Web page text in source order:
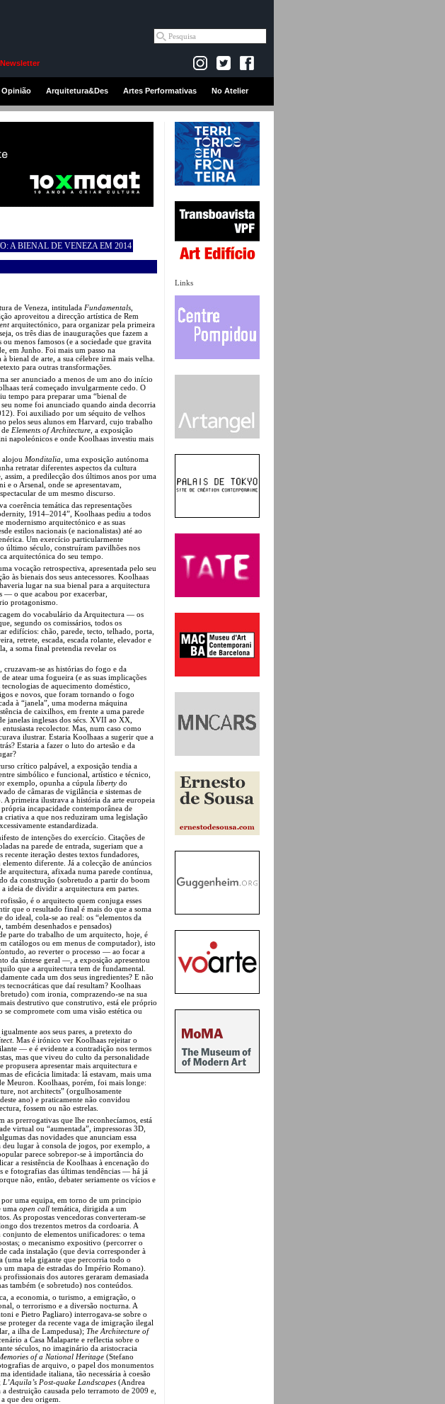
Newsletter
Opinião Arquitetura&Des Artes Performativas No Atelier
Links
A BIENAL DE VENEZA EM 2014
de Veneza, intitulada Fundamentals
aproveitou a direcção artística de Rem
arquitectónico, para organizar pela primeira
os três dias de inaugurações que fazem a
menos famosos (e a sociedade que gravita
em Junho. Foi mais um passo na
bienal de arte, a sua célebre irmã mais velha.
para outras transformações.
ser anunciado a menos de um ano do início
terá começado invulgarmente cedo. O
tempo para preparar uma “bienal de
seu nome foi anunciado quando ainda decorria
Foi auxiliado por um séquito de velhos
pelos seus alunos em Harvard, cujo trabalho
Elements of Architecture , a exposição
napoleónicos e onde Koolhaas investiu mais
alojou Monditalia , uma exposição autónoma
retratar diferentes aspectos da cultura
assim, a predilecção dos últimos anos por uma
o Arsenal, onde se apresentavam,
de um mesmo discurso.
coerência temática das representações
1914–2014”, Koolhaas pediu a todos
modernismo arquitectónico e as suas
estilos nacionais (e nacionalistas) até ao
Um exercício particularmente
último século, construíram pavilhões nos
arquitectónica do seu tempo.
vocação retrospectiva, apresentada pelo seu
às bienais dos seus antecessores. Koolhaas
lugar na sua bienal para a arquitectura
— o que acabou por exacerbar,
protagonismo.
do vocabulário da Arquitectura — os
segundo os comissários, todos os
edifícios: chão, parede, tecto, telhado, porta,
retrete, escada, escada rolante, elevador e
a soma final pretendia revelar os
se as histórias do fogo e da
atear uma fogueira (e as suas implicações
de aquecimento doméstico,
e novos, que foram tornando o fogo
à “janela”, uma moderna máquina
de caixilhos, em frente a uma parede
janelas inglesas dos sécs. XVII ao XX,
recolector. Mas, num caso como
ilustrar. Estaria Koolhaas a sugerir que a
Estaria a fazer o luto do artesão e da
crítico palpável, a exposição tendia a
simbólico e funcional, artístico e técnico,
exemplo, opunha a cúpula liberty do
de câmaras de vigilância e sistemas de
primeira ilustrava a história da arte europeia
incapacidade contemporânea de
criativa a que nos reduziram uma legislação
estandardizada.
de intenções do exercício. Citações de
na parede de entrada, sugeriam que a
iteração destes textos fundadores,
diferente. Já a colecção de anúncios
arquitectura, afixada numa parede contínua,
da construção (sobretudo a partir do boom
ideia de dividir a arquitectura em partes.
é o arquitecto quem conjuga esses
que o resultado final é mais do que a soma
do ideal, cola-se ao real: os “elementos da
desenhados e pensados)
parte do trabalho de um arquitecto, hoje, é
catálogos ou em menus de computador), isto
ao reverter o processo — ao focar a
da síntese geral —, a exposição apresentou
que a arquitectura tem de fundamental.
cada um dos seus ingredientes? E não
tecnocráticas que daí resultam? Koolhaas
com ironia, comprazendo-se na sua
destrutivo que construtivo, está ele próprio
compromete com uma visão estética ou
aos seus pares, a pretexto do
. Mas é irónico ver Koolhaas rejeitar o
— e é evidente a contradição nos termos
mas que viveu do culto da personalidade
propusera apresentar mais arquitectura e
de eficácia limitada: lá estavam, mais uma
Meuron. Koolhaas, porém, foi mais longe:
not architects” (orgulhosamente
ano) e praticamente não convidou
fossem ou não estrelas.
as prerrogativas que lhe reconhecíamos, está
virtual ou “aumentada”, impressoras 3D,
das novidades que anunciam essa
lugar à consola de jogos, por exemplo, a
parece sobrepor-se à importância do
a resistência de Koolhaas à encenação do
e fotografias das últimas tendências — há já
não, então, debater seriamente os vícios e
por uma equipa, em torno de um principio
uma open call temática, dirigida a um
As propostas vencedoras converteram-se
dos trezentos metros da cordoaria. A
de elementos unificadores: o tema
o mecanismo expositivo (percorrer o
cada instalação (que devia corresponder à
(uma tela gigante que percorria todo o
mapa de estradas do Império Romano).
dos autores geraram demasiada
também (e sobretudo) nos conteúdos.
a economia, o turismo, a emigração, o
o terrorismo e a diversão nocturna. A
e Pietro Pagliaro) interrogava-se sobre o
proteger da recente vaga de imigração ilegal
a ilha de Lampedusa); The Architecture of
a Casa Malaparte e reflectia sobre o
séculos, no imaginário da aristocracia
of a National Heritage (Stefano
de arquivo, o papel dos monumentos
identidade italiana, tão necessária à coesão
L’Aquila’s Post-quake Landscapes (Andrea
destruição causada pelo terramoto de 2009 e,
que deu origem.